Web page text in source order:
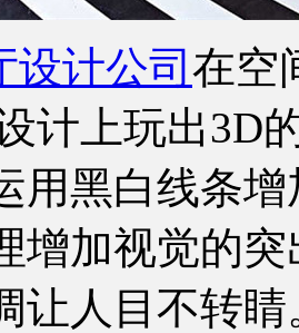
设计公司 在空
计上玩出3D
用黑白线条
增加视觉的
让人目不转睛